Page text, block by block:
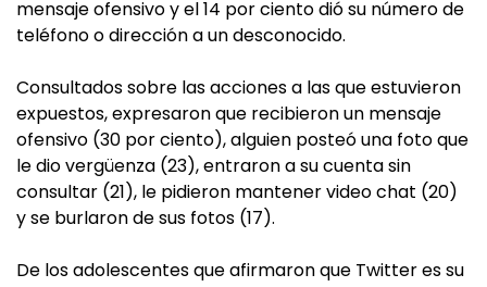
mensaje ofensivo y el 14 por ciento dió su número de
teléfono o dirección a un desconocido.
Consultados sobre las acciones a las que estuvieron
expuestos, expresaron que recibieron un mensaje
ofensivo (30 por ciento), alguien posteó una foto que
le dio vergüenza (23), entraron a su cuenta sin
consultar (21), le pidieron mantener video chat (20)
y se burlaron de sus fotos (17).
De los adolescentes que afirmaron que Twitter es su